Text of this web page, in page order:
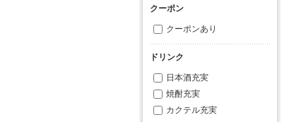
クーポン
クーポンあり
ドリンク
日本酒充実
焼酎充実
カクテル充実